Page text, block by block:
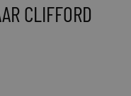
CLIFFORD